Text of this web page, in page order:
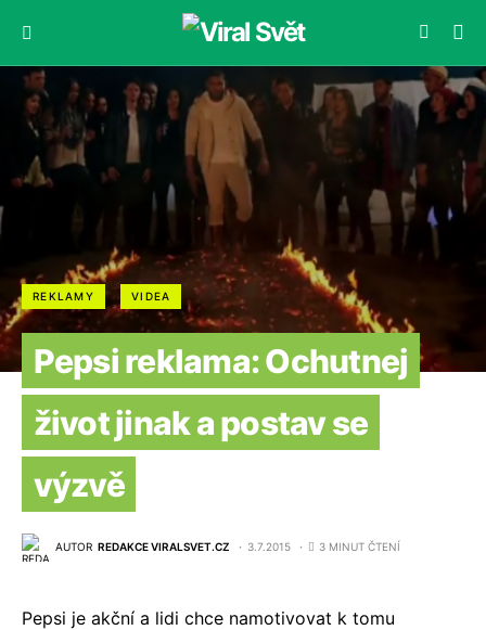
REKLAMY VIDEA
Pepsi reklama: Ochutnej
život jinak a postav se
výzvě
AUTOR REDAKCE VIRALSVET.CZ 3.7.2015 3 MINUT ČTENÍ
Pepsi je akční a lidi chce namotivovat k tomu